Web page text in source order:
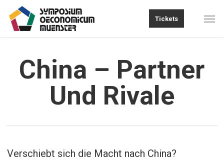
Tickets
China – Partner
Und Rivale
Verschiebt sich die Macht nach China?